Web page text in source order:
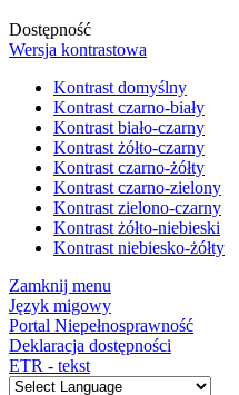
Dostępność
Wersja kontrastowa
Kontrast domyślny
Kontrast czarno-biały
Kontrast biało-czarny
Kontrast żółto-czarny
Kontrast czarno-żółty
Kontrast czarno-zielony
Kontrast zielono-czarny
Kontrast żółto-niebieski
Kontrast niebiesko-żółty
Zamknij menu
Język migowy
Portal Niepełnosprawność
Deklaracja dostępności
ETR - tekst